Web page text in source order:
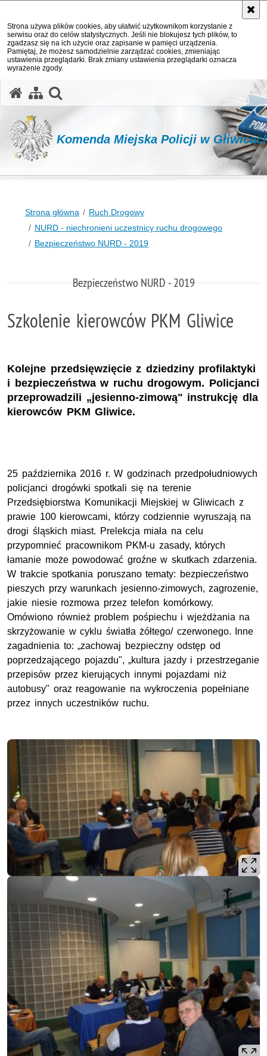
Strona używa plików cookies, aby ułatwić użytkownikom korzystanie z
serwisu oraz do celów statystycznych. Jeśli nie blokujesz tych plików, to
zgadzasz się na ich użycie oraz zapisanie w pamięci urządzenia.
Pamiętaj, że możesz samodzielnie zarządzać cookies, zmieniając
ustawienia przeglądarki. Brak zmiany ustawienia przeglądarki oznacza
wyrażenie zgody.
Komenda Miejska Policji w
Strona główna
Ruch Drogowy
NURD - niechronieni uczestnicy ruchu drogowego
Bezpieczeństwo NURD - 2019
Bezpieczeństwo NURD - 2019
Szkolenie kierowców PKM Gliwice
Kolejne przedsięwzięcie z dziedziny profilaktyki
i bezpieczeństwa w ruchu drogowym. Policjanci
przeprowadzili „jesienno-zimową" instrukcję dla
kierowców PKM Gliwice.
25 października 2016 r. W godzinach przedpołudniowych
policjanci drogówki spotkali się na terenie
Przedsiębiorstwa Komunikacji Miejskiej w Gliwicach z
prawie 100 kierowcami, którzy codziennie wyruszają na
drogi śląskich miast. Prelekcja miała na celu
przypomnieć pracownikom PKM-u zasady, których
łamanie może powodować groźne w skutkach zdarzenia.
W trakcie spotkania poruszano tematy: bezpieczeństwo
pieszych przy warunkach jesienno-zimowych, zagrozenie,
jakie niesie rozmowa przez telefon komórkowy.
Omówiono również problem pośpiechu i wjeżdżania na
skrzyżowanie w cyklu światła żółtego/ czerwonego. Inne
zagadnienia to: „zachowaj bezpieczny odstęp od
poprzedzającego pojazdu", „kultura jazdy i przestrzeganie
przepisów przez kierujących innymi pojazdami niż
autobusy" oraz reagowanie na wykroczenia popełniane
przez innych uczestników ruchu.